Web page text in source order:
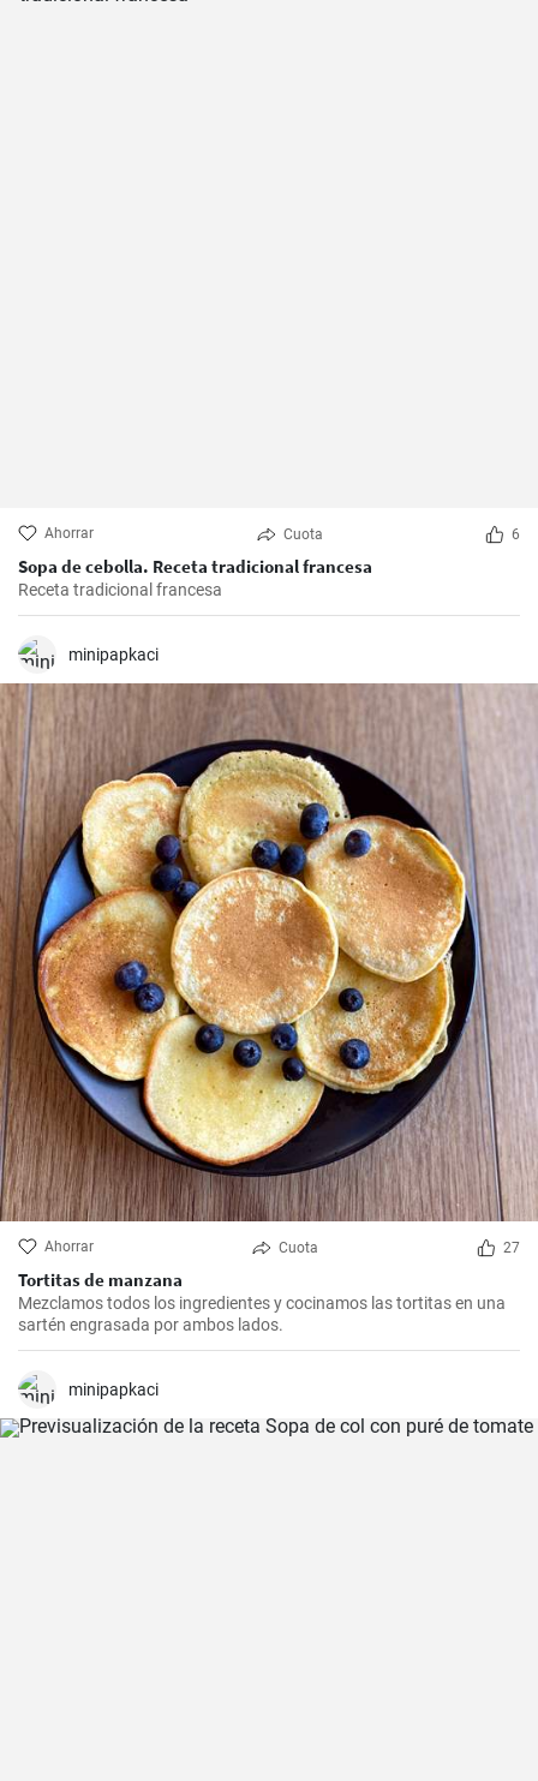
Ahorrar Cuota 6
Sopa de cebolla. Receta tradicional francesa
Receta tradicional francesa
minipapkaci
Ahorrar Cuota 27
Tortitas de manzana
Mezclamos todos los ingredientes y cocinamos las tortitas en una
sartén engrasada por ambos lados.
minipapkaci